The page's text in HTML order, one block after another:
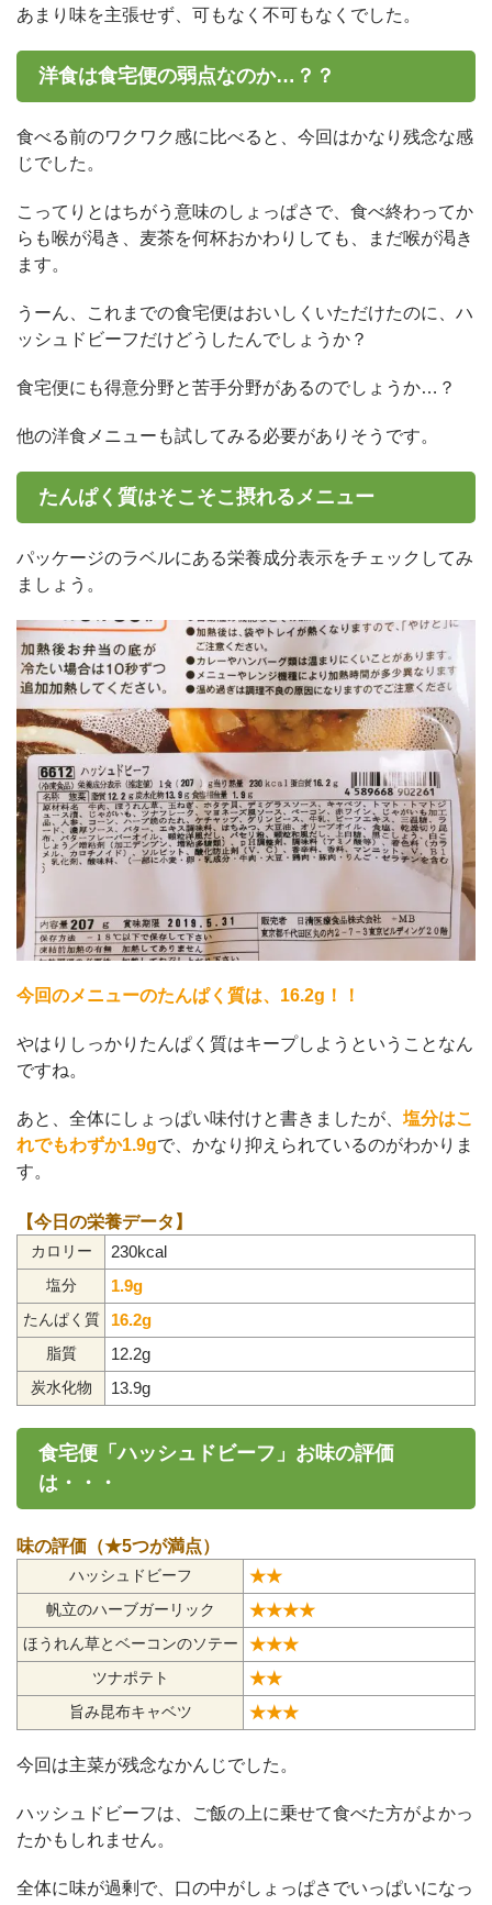
あまり味を主張せず、可もなく不可もなくでした。
洋食は食宅便の弱点なのか…？？
食べる前のワクワク感に比べると、今回はかなり残念な感
じでした。
こってりとはちがう意味のしょっぱさで、食べ終わってか
らも喉が渇き、麦茶を何杯おかわりしても、まだ喉が渇き
ます。
うーん、これまでの食宅便はおいしくいただけたのに、ハ
ッシュドビーフだけどうしたんでしょうか？
食宅便にも得意分野と苦手分野があるのでしょうか…？
他の洋食メニューも試してみる必要がありそうです。
たんぱく質はそこそこ摂れるメニュー
パッケージのラベルにある栄養成分表示をチェックしてみ
ましょう。
今回のメニューのたんぱく質は、16.2g！！
やはりしっかりたんぱく質はキープしようということなん
ですね。
あと、全体にしょっぱい味付けと書きましたが、 塩分はこ
れでもわずか1.9gで、かなり抑えられているのがわかりま
す。
【今日の栄養データ】
カロリー 230kcal
塩分 1.9g
たんぱく質 16.2g
脂質 12.2g
炭水化物 13.9g
食宅便「ハッシュドビーフ」お味の評価
は・・・
味の評価（★5つが満点）
ハッシュドビーフ ★★
帆立のハーブガーリック ★★★★
ほうれん草とベーコンのソテー ★★★
ツナポテト ★★
旨み昆布キャベツ ★★★
今回は主菜が残念なかんじでした。
ハッシュドビーフは、ご飯の上に乗せて食べた方がよかっ
たかもしれません。
全体に味が過剰で、口の中がしょっぱさでいっぱいになっ